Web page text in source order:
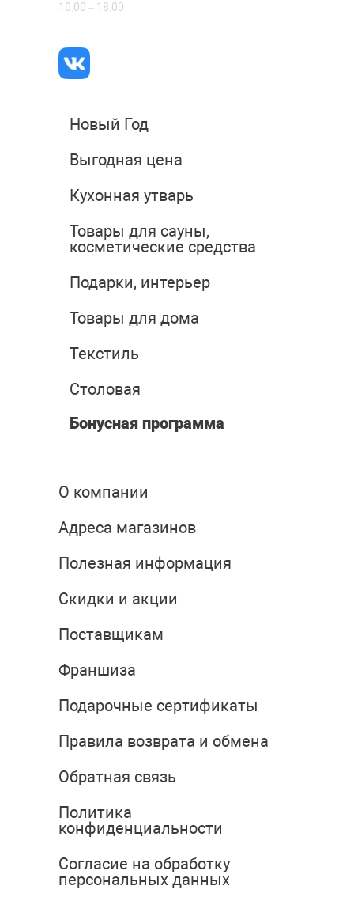
10:00 – 18:00
Новый Год
Выгодная цена
Кухонная утварь
Товары для сауны,
косметические средства
Подарки, интерьер
Товары для дома
Текстиль
Столовая
Бонусная программа
О компании
Адреса магазинов
Полезная информация
Скидки и акции
Поставщикам
Франшиза
Подарочные сертификаты
Правила возврата и обмена
Обратная связь
Политика
конфиденциальности
Согласие на обработку
персональных данных